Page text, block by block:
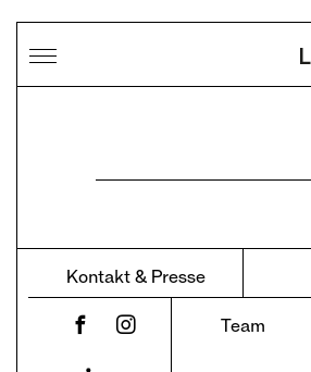
Kontakt & Presse
Team